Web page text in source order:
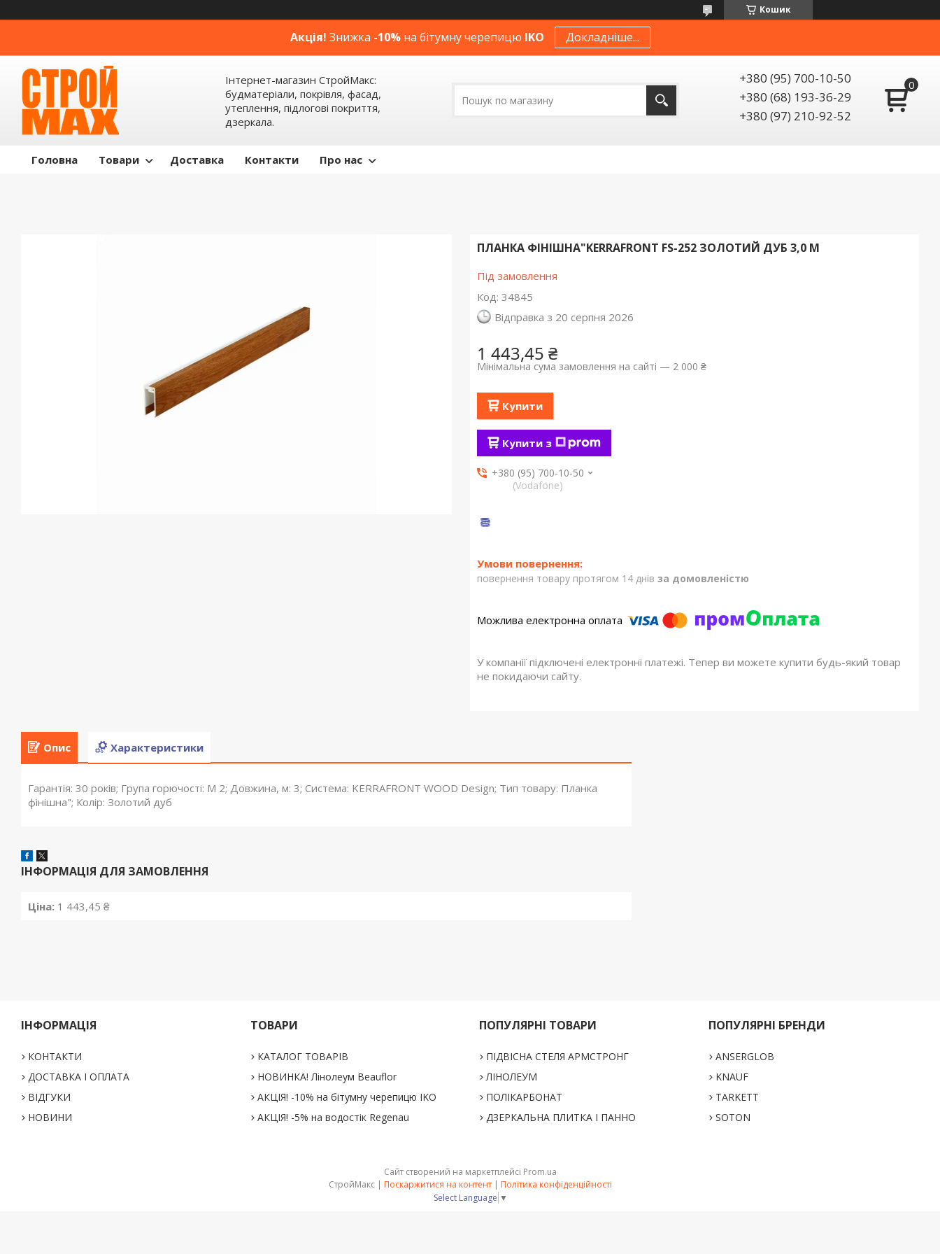
Кошик
Акція! Знижка -10%на бітумну черепицю IKO Докладніше...
Інтернет-магазин СтройМакс:
будматеріали, покрівля, фасад,
утеплення, підлогові покриття,
дзеркала.
+380 (95) 700-10-50
+380 (68) 193-36-29
+380 (97) 210-92-52
Головна Товари Доставка Контакти Про нас
ПЛАНКА ФІНІШНА"KERRAFRONT FS-252 ЗОЛОТИЙ ДУБ 3,0 М
Під замовлення
Код: 34845
Відправка з 20 серпня 2026
1 443,45 ₴
Мінімальна сума замовлення на сайті — 2 000 ₴
Купити
Купити з
+380 (95) 700-10-50
(Vodafone)
повернення товару протягом 14 днів за домовленістю
У компанії підключені електронні платежі. Тепер ви можете купити будь-який товар
не покидаючи сайту.
Опис Характеристики
Гарантія: 30 років; Група горючості: М 2; Довжина, м: 3; Система: KERRAFRONT WOOD Design; Тип товару: Планка
фінішна"; Колір: Золотий дуб
ІНФОРМАЦІЯ ДЛЯ ЗАМОВЛЕННЯ
Ціна: 1 443,45 ₴
ІНФОРМАЦІЯ
КОНТАКТИ
ДОСТАВКА І ОПЛАТА
ВІДГУКИ
НОВИНИ
ТОВАРИ
КАТАЛОГ ТОВАРІВ
НОВИНКА! Лінолеум Beauflor
АКЦІЯ! -10% на бітумну черепицю IKO
АКЦІЯ! -5% на водостік Regenau
ПОПУЛЯРНІ ТОВАРИ
ПІДВІСНА СТЕЛЯ АРМСТРОНГ
ЛІНОЛЕУМ
ПОЛІКАРБОНАТ
ДЗЕРКАЛЬНА ПЛИТКА І ПАННО
ПОПУЛЯРНІ БРЕНДИ
ANSERGLOB
KNAUF
TARKETT
SOTON
Сайт створений на маркетплейсі Prom.ua
Поскаржитися на контент
Політика конфіденційності
Select Language ▼